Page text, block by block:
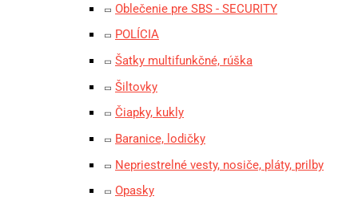
Oblečenie pre SBS - SECURITY
POLÍCIA
Šatky multifunkčné, rúška
Šiltovky
Čiapky, kukly
Baranice, lodičky
Nepriestrelné vesty, nosiče, pláty, prilby
Opasky